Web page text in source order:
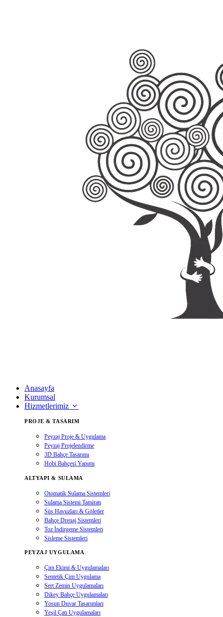
Anasayfa
Kurumsal
Hizmetlerimiz
PROJE & TASARIM
Peyzaj Proje & Uygulama
Peyzaj Projelendirme
3D Bahçe Tasarımı
Hobi Bahçesi Yapımı
ALTYAPI & SULAMA
Otomatik Sulama Sistemleri
Sulama Sistemi Tamiratı
Süs Havuzları & Göletler
Bahçe Drenaj Sistemleri
Toz İndirgeme Sistemleri
Sisleme Sistemleri
PEYZAJ UYGULAMA
Çim Ekimi & Uygulamaları
Sentetik Çim Uygulama
Sert Zemin Uygulamaları
Dikey Bahçe Uygulamaları
Yosun Duvar Tasarımları
Yeşil Çatı Uygulamaları